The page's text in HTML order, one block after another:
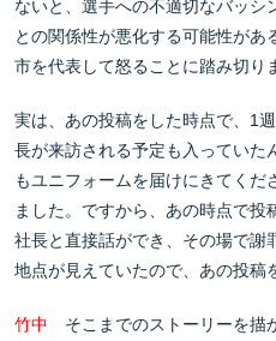
ないと、選手への不適切なバッシ
との関係性が悪化する可能性があ
市を代表して怒ることに踏み切り
実は、あの投稿をした時点で、1
長が来訪される予定も入っていた
もユニフォームを届けにきてく
ました。ですから、あの時点で投
社長と直接話ができ、その場で謝
地点が見えていたので、あの投稿
竹中 そこまでのストーリーを描